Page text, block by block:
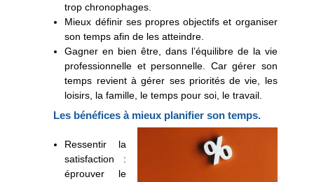
trop chronophages.
Mieux définir ses propres objectifs et organiser
son temps afin de les atteindre.
Gagner en bien être, dans l’équilibre de la vie
professionnelle et personnelle . Car gérer son
temps revient à gérer ses priorités de vie, les
loisirs, la famille, le temps pour soi, le travail.
Les bénéfices à mieux planifier son temps.
Ressentir la
satisfaction :
éprouver le